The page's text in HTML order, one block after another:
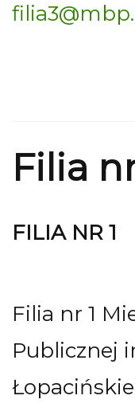
Filia
FILIA NR 1
Filia nr 1
Publicznej